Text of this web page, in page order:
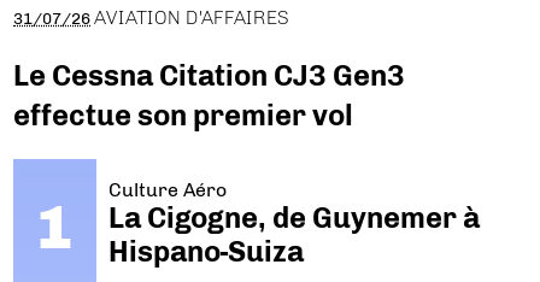
31/07/26 AVIATION D'AFFAIRES
Le Cessna Citation CJ3 Gen3
effectue son premier vol
Culture Aéro
La Cigogne, de Guynemer à
Hispano-Suiza